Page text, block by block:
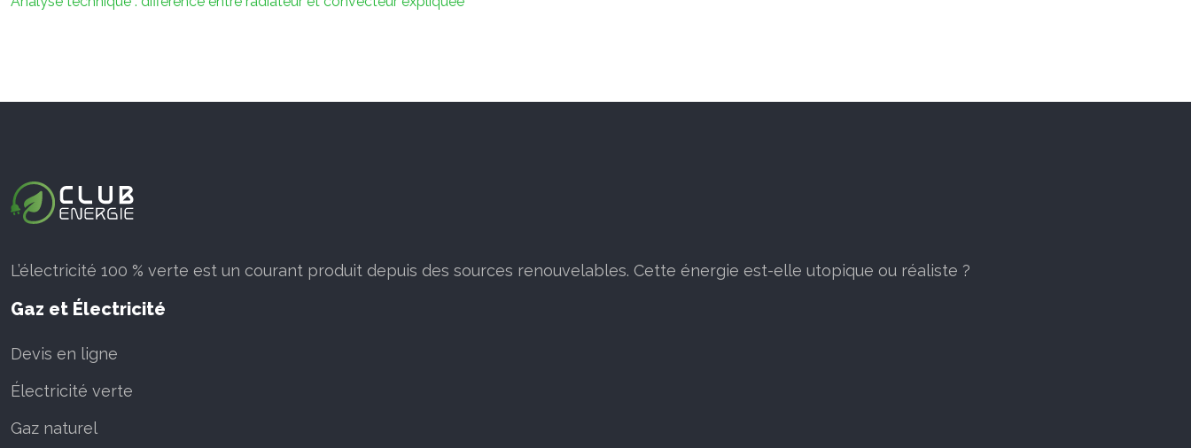
L’électricité 100 % verte est un courant produit depuis des sources renouvelables. Cette énergie est-elle utopique ou réaliste ?
Gaz et Électricité
Devis en ligne
Électricité verte
Gaz naturel